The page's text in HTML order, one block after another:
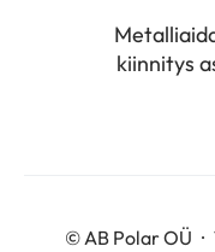
kiinnitys
© AB Polar OÜ